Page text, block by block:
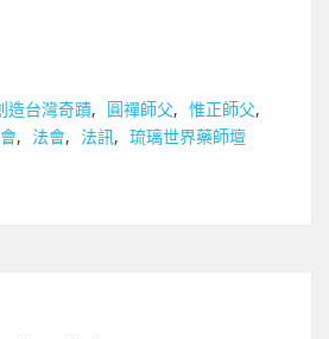
造台灣奇蹟, 圓禪師父, 惟正師父,
, 法會, 法訊, 琉璃世界藥師壇